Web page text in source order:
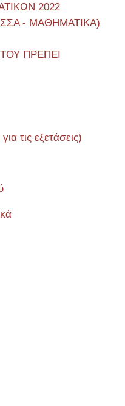
2022
- ΜΑΘΗΜΑΤΙΚΑ)
ΠΡΕΠΕΙ
τις εξετάσεις)